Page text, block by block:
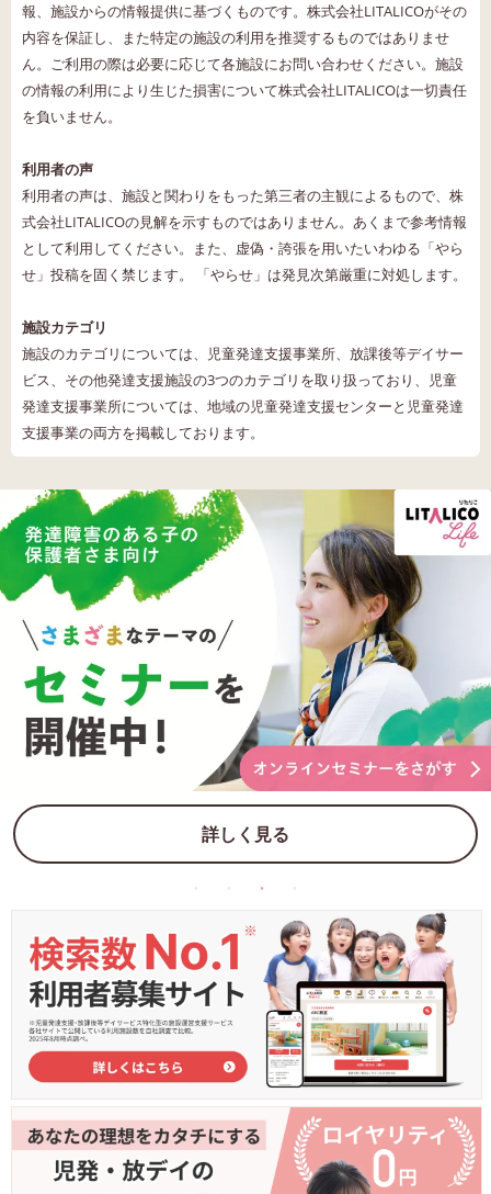
報、施設からの情報提供に基づくものです。株式会社LITALICOがその
内容を保証し、また特定の施設の利用を推奨するものではありませ
ん。ご利用の際は必要に応じて各施設にお問い合わせください。施設
の情報の利用により生じた損害について株式会社LITALICOは一切責任
を負いません。
利用者の声
利用者の声は、施設と関わりをもった第三者の主観によるもので、株
式会社LITALICOの見解を示すものではありません。あくまで参考情報
として利用してください。また、虚偽・誇張を用いたいわゆる「やら
せ」投稿を固く禁じます。 「やらせ」は発見次第厳重に対処します。
施設カテゴリ
施設のカテゴリについては、児童発達支援事業所、放課後等デイサー
ビス、その他発達支援施設の3つのカテゴリを取り扱っており、児童
発達支援事業所については、地域の児童発達支援センターと児童発達
支援事業の両方を掲載しております。
詳しく見る